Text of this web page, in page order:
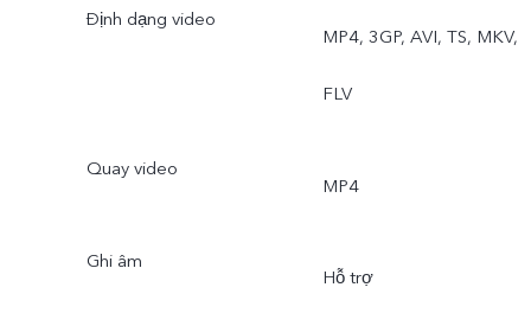
Định dạng video
MP4, 3GP, AVI, TS, MKV,
FLV
Quay video
MP4
Ghi âm
Hỗ trợ